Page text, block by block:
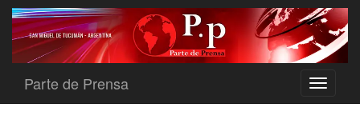
Toggle
Parte de Prensa